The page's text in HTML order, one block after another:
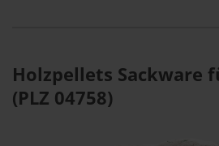
Holzpellets Sackware
(PLZ 04758)